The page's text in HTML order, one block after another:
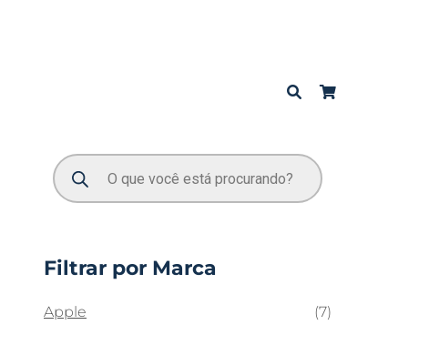
Filtrar por Marca
Apple (7)